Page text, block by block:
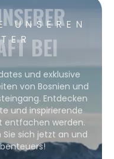
UNSEREN
BEI
und exklusive
von Bosnien und
Entdecken
und inspirierende
entfachen werden.
sich jetzt an und